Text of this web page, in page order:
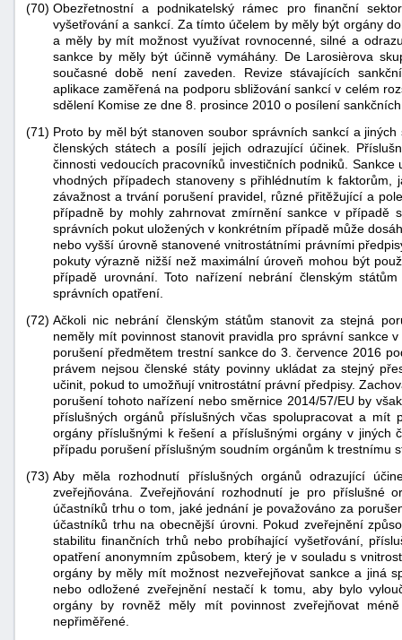
(70) Obezřetnostní a podnikatelský rámec pro finanční
vyšetřování a sankcí. Za tímto účelem by měly být orgány
a měly by mít možnost využívat rovnocenné, silné a
sankce by měly být účinně vymáhány. De Larosièrova
současné době není zaveden. Revize stávajících
aplikace zaměřená na podporu sbližování sankcí v celém
sdělení Komise ze dne 8. prosince 2010 o posílení
(71) Proto by měl být stanoven soubor správních sankcí a
členských státech a posílí jejich odrazující účinek.
činnosti vedoucích pracovníků investičních podniků.
vhodných případech stanoveny s přihlédnutím k
závažnost a trvání porušení pravidel, různé přitěžující a
případně by mohly zahrnovat zmírnění sankce v případě
správních pokut uložených v konkrétním případě může
nebo vyšší úrovně stanovené vnitrostátními právními
pokuty výrazně nižší než maximální úroveň mohou být
případě urovnání. Toto nařízení nebrání členským
správních opatření.
(72) Ačkoli nic nebrání členským státům stanovit za stejná
neměly mít povinnost stanovit pravidla pro správní sankce
porušení předmětem trestní sankce do 3. července 2016
právem nejsou členské státy povinny ukládat za stejný
učinit, pokud to umožňují vnitrostátní právní předpisy.
porušení tohoto nařízení nebo směrnice 2014/57/EU by
příslušných orgánů příslušných včas spolupracovat a
orgány příslušnými k řešení a příslušnými orgány v jiných
případu porušení příslušným soudním orgánům k trestnímu
(73) Aby měla rozhodnutí příslušných orgánů odrazující
zveřejňována. Zveřejňování rozhodnutí je pro příslušné
účastníků trhu o tom, jaké jednání je považováno za
účastníků trhu na obecnější úrovni. Pokud zveřejnění
stabilitu finančních trhů nebo probíhající vyšetřování,
opatření anonymním způsobem, který je v souladu s
orgány by měly mít možnost nezveřejňovat sankce a jiná
nebo odložené zveřejnění nestačí k tomu, aby bylo
orgány by rovněž měly mít povinnost zveřejňovat
nepřiměřené.